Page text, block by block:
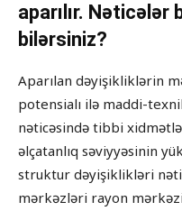
aparılır. Nəticələr
bilərsiniz?
Aparılan dəyişikliklərin
potensialı ilə maddi-
nəticəsində tibbi
əlçatanlıq səviyyəsinin
struktur dəyişiklikləri
mərkəzləri rayon